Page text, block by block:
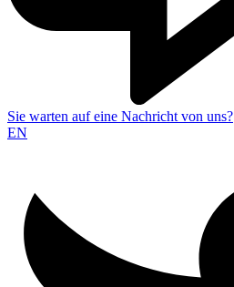
Sie warten auf eine Nachricht von uns?
EN